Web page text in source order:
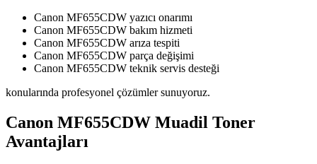
Canon MF655CDW yazıcı onarımı
Canon MF655CDW bakım hizmeti
Canon MF655CDW arıza tespiti
Canon MF655CDW parça değişimi
Canon MF655CDW teknik servis desteği
konularında profesyonel çözümler sunuyoruz.
Canon MF655CDW Muadil Toner
Avantajları